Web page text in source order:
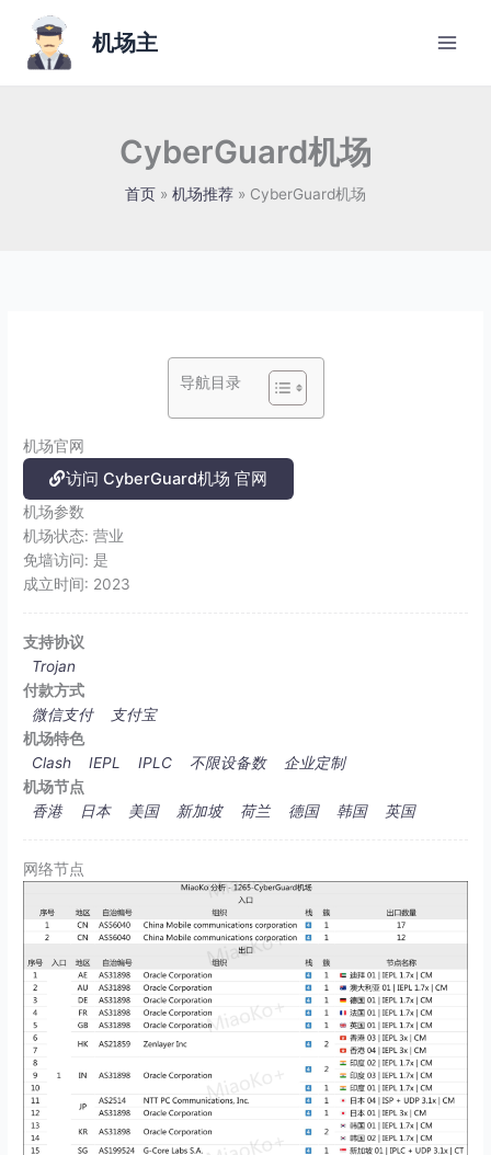
机场主
CyberGuard机场
首页 机场推荐 CyberGuard机场
导航目录
机场官网
访问 CyberGuard机场 官网
机场参数
机场状态:营业
免墙访问: 是
成立时间: 2023
支持协议
Trojan
付款方式
微信支付
支付宝
机场特色
Clash
IEPL IPLC 不限设备数
企业定制
机场节点
香港
日本 美国 新加坡 荷兰 德国 韩国 英国
网络节点